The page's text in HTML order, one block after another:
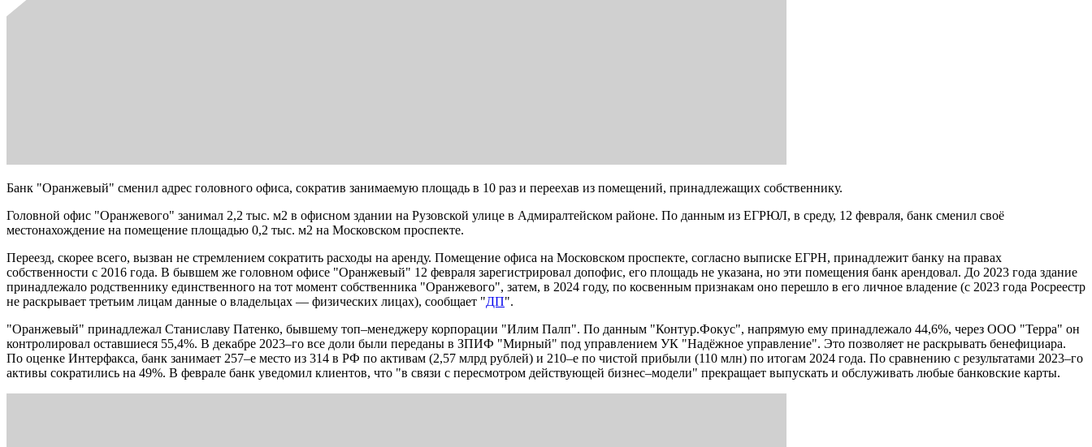
Банк "Оранжевый" сменил адрес головного офиса, сократив занимаемую площадь в 10 раз и переехав из помещений, принадлежащих собственнику.
Головной офис "Оранжевого" занимал 2,2 тыс. м2 в офисном здании на Рузовской улице в Адмиралтейском районе. По данным из ЕГРЮЛ, в среду, 12 февраля, банк сменил своё
местонахождение на помещение площадью 0,2 тыс. м2 на Московском проспекте.
Переезд, скорее всего, вызван не стремлением сократить расходы на аренду. Помещение офиса на Московском проспекте, согласно выписке ЕГРН, принадлежит банку на правах
собственности с 2016 года. В бывшем же головном офисе "Оранжевый" 12 февраля зарегистрировал допофис, его площадь не указана, но эти помещения банк арендовал. До 2023 года здание
принадлежало родственнику единственного на тот момент собственника "Оранжевого", затем, в 2024 году, по косвенным признакам оно перешло в его личное владение (с 2023 года Росреестр
не раскрывает третьим лицам данные о владельцах — физических лицах), сообщает "ДП".
"Оранжевый" принадлежал Станиславу Патенко, бывшему топ–менеджеру корпорации "Илим Палп". По данным "Контур.Фокус", напрямую ему принадлежало 44,6%, через ООО "Терра" он
контролировал оставшиеся 55,4%. В декабре 2023–го все доли были переданы в ЗПИФ "Мирный" под управлением УК "Надёжное управление". Это позволяет не раскрывать бенефициара.
По оценке Интерфакса, банк занимает 257–е место из 314 в РФ по активам (2,57 млрд рублей) и 210–е по чистой прибыли (110 млн) по итогам 2024 года. По сравнению с результатами 2023–го
активы сократились на 49%. В феврале банк уведомил клиентов, что "в связи с пересмотром действующей бизнес–модели" прекращает выпускать и обслуживать любые банковские карты.